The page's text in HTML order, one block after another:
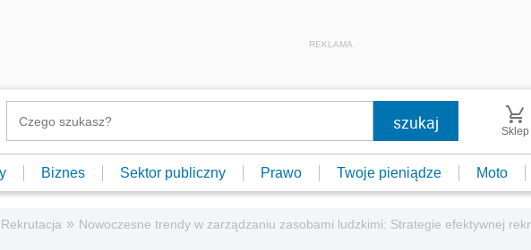
REKLAMA
Sklep
Biznes Sektor publiczny Prawo Twoje pieniądze Moto
Rekrutacja » Nowoczesne trendy w zarządzaniu zasobami ludzkimi: Strategie efektywnej